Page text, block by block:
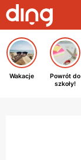
Wakacje
Powrót do
szkoły!